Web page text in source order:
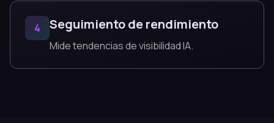
4 Seguimiento de rendimiento
Mide tendencias de visibilidad IA.